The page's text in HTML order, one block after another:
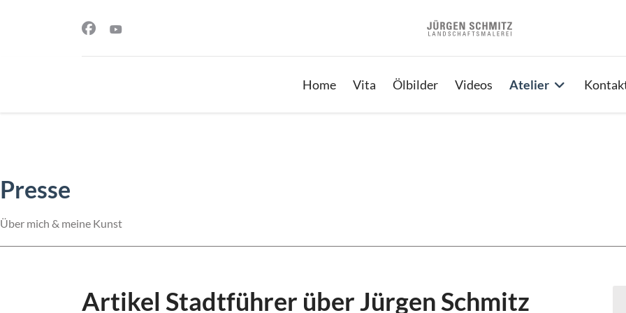
Home Vita Ölbilder Videos Atelier
Presse
Über mich & meine Kunst
Artikel Stadtführer über Jürgen Schmitz